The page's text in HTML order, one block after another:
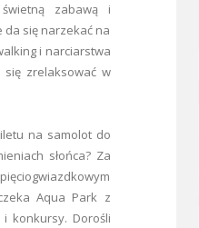
zabawą i
da się narzekać na
i narciarstwa
się zrelaksować w
na samolot do
słońca? Za
Aqua Park z
konkursy. Dorośli